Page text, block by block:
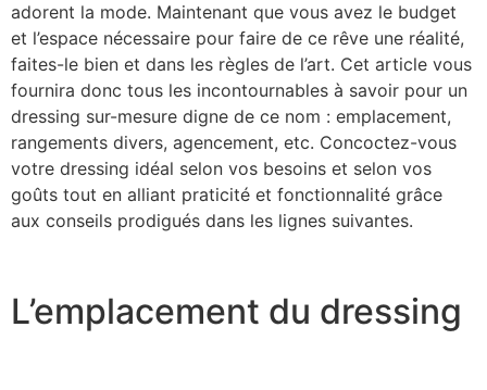
adorent la mode. Maintenant que vous avez le budget
et l’espace nécessaire pour faire de ce rêve une réalité,
faites-le bien et dans les règles de l’art. Cet article vous
fournira donc tous les incontournables à savoir pour un
dressing sur-mesure digne de ce nom : emplacement,
rangements divers, agencement, etc. Concoctez-vous
votre dressing idéal selon vos besoins et selon vos
goûts tout en alliant praticité et fonctionnalité grâce
aux conseils prodigués dans les lignes suivantes.
L’emplacement du dressing